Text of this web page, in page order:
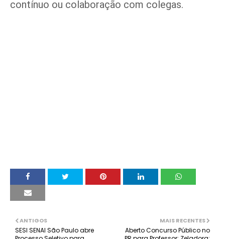
contínuo ou colaboração com colegas.
MAIS RECENTES
Aberto Concurso Público no
ANTIGOS
SESI SENAI São Paulo abre